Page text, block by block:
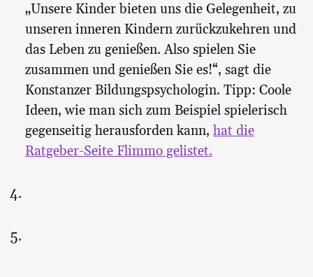
„Unsere Kinder bieten uns die Gelegenheit, zu
unseren inneren Kindern zurückzukehren und
das Leben zu genießen. Also spielen Sie
zusammen und genießen Sie es!“, sagt die
Konstanzer Bildungspsychologin. Tipp: Coole
Ideen, wie man sich zum Beispiel spielerisch
gegenseitig herausforden kann, hat die
Ratgeber-Seite Flimmo gelistet.